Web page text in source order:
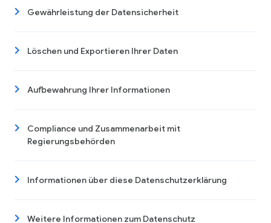
Gewährleistung der Datensicherheit
Löschen und Exportieren Ihrer Daten
Aufbewahrung Ihrer Informationen
Compliance und Zusammenarbeit mit
Regierungsbehörden
Informationen über diese Datenschutzerklärung
Weitere Informationen zum Datenschutz